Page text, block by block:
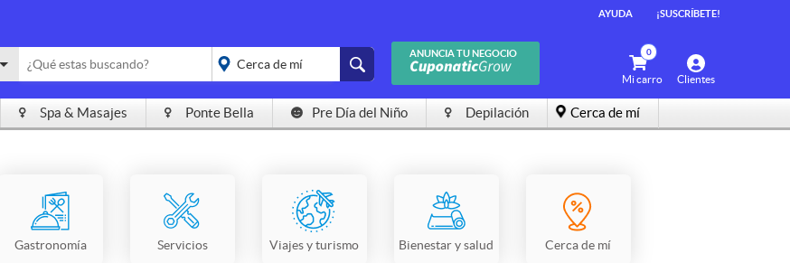
AYUDA ¡SUSCRÍBETE!
ANUNCIA TU NEGOCIO
Clientes
placeholder="Todo el
0
Mi carro
Spa & Masajes Ponte Bella Pre Día del Niño Depilación Cerca de mí
Gastronomía Servicios Viajes y turismo Bienestar y salud Cerca de mí